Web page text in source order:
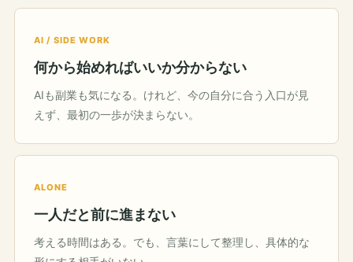
AI / SIDE WORK
何から始めればいいか分からない
AIも副業も気になる。けれど、今の自分に合う入口が見
えず、最初の一歩が決まらない。
ALONE
一人だと前に進まない
考える時間はある。でも、言葉にして整理し、具体的な